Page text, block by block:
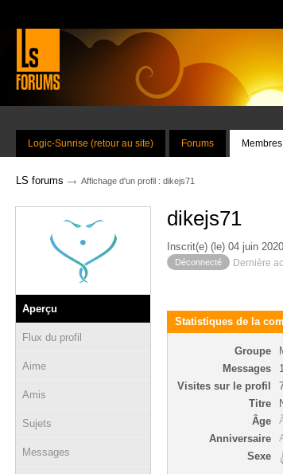
Logic-Sunrise (retour au site) Forums Membres
LS forums → Affichage d'un profil : dikejs71
Aperçu
Flux du profil
Aime
Amis
Sujets
Messages
dikejs71
Inscrit(e) (le) 04 juin 2020
Déconnecté Dernière
Statistiques de la
Groupe
Messages
Visites sur le profil
Titre
Âge
Anniversaire
Sexe